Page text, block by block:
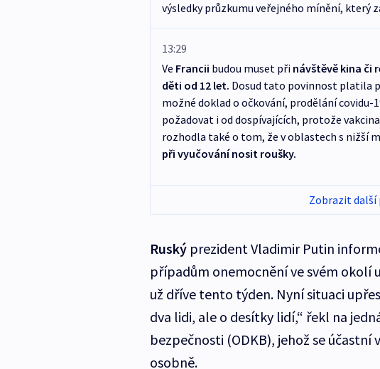
výsledky průzkumu veřejného mínění, který
13:29
Ve Francii budou muset při návštěvě kina či
děti od 12 let. Dosud tato povinnost platila
možné doklad o očkování, prodělání
požadovat i od dospívajících, protože
rozhodla také o tom, že v oblastech s nižší
při vyučování nosit roušky.
Zobrazit další
Ruskýprezident Vladimir Putin
případům onemocnění ve svém okolí
už dříve tento týden. Nyní situaci
dva lidi, ale o desítky lidí,“ řekl na
bezpečnosti (ODKB), jehož se
osobně.